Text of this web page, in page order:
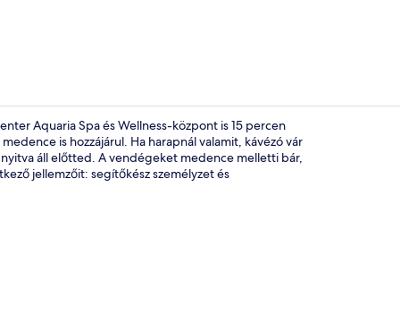
Aquaria Spa és Wellness-központ is 15 percen
is hozzájárul. Ha harapnál valamit, kávézó vár
áll előtted. A vendégeket medence melletti bár,
jellemzőit: segítőkész személyzet és